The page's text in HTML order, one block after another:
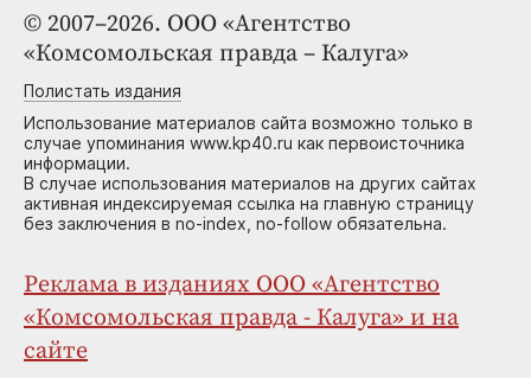
© 2007–2026. ООО «Агентство
«Комсомольская правда – Калуга»
Полистать издания
Использование материалов сайта возможно только в
случае упоминания www.kp40.ru как первоисточника
информации.
В случае использования материалов на других сайтах
активная индексируемая ссылка на главную страницу
без заключения в no-index, no-follow обязательна.
Реклама в изданиях ООО «Агентство
«Комсомольская правда - Калуга» и на
сайте